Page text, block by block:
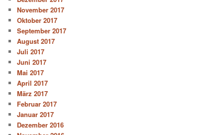
November 2017
Oktober 2017
September 2017
August 2017
Juli 2017
Juni 2017
Mai 2017
April 2017
März 2017
Februar 2017
Januar 2017
Dezember 2016